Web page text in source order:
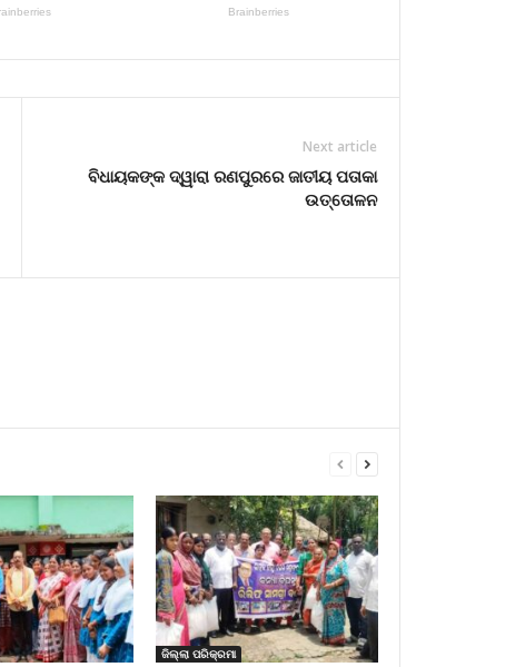
Next article
ବିଧାୟକଙ୍କ ଦ୍ୱାରା ରଣପୁରରେ ଜାତୀୟ ପତାକା
ଉତ୍ତୋଳନ
ଜିଲ୍ଲା ପରିକ୍ରମା